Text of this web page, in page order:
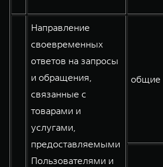
Направление
своевременных
ответов на запросы
и обращения,
связанные с
товарами и
услугами,
предоставляемыми
Пользователями и
общие